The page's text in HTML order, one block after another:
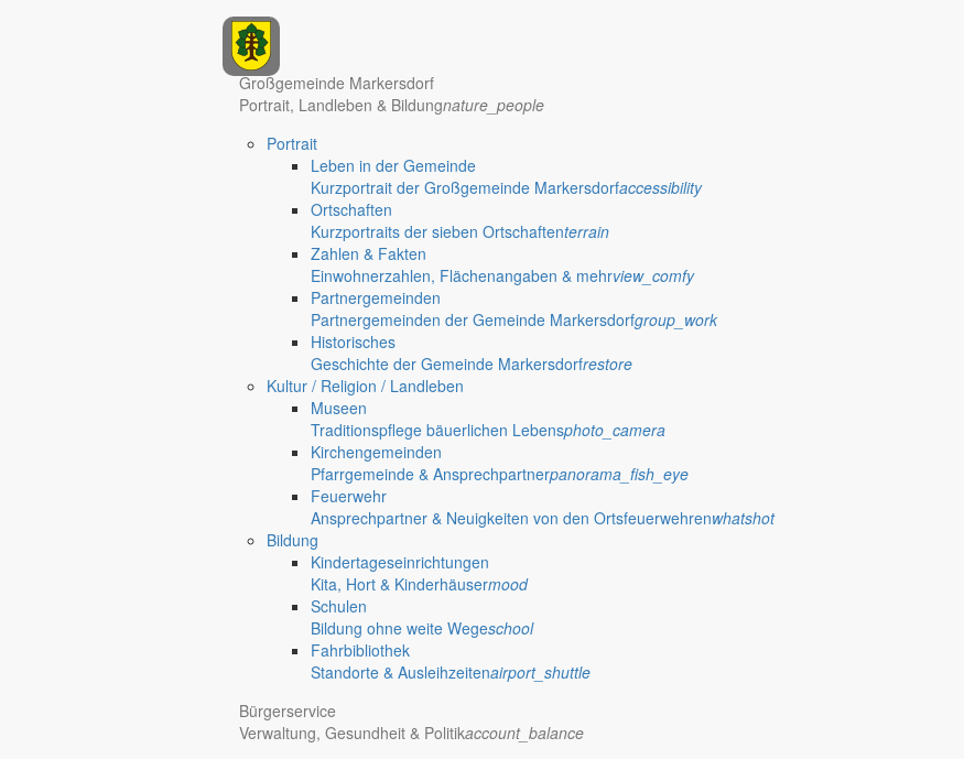
Hotel Nürnberg
anzeigen@gemeinde-markersdorf.de
Großgemeinde Markersdorf
Portrait, Landleben & Bildungnature_people
Portrait
Leben in der Gemeinde
Kurzportrait der Großgemeinde Markersdorfaccessibility
Ortschaften
Kurzportraits der sieben Ortschaftenterrain
Zahlen & Fakten
Einwohnerzahlen, Flächenangaben & mehrview_comfy
Partnergemeinden
Partnergemeinden der Gemeinde Markersdorfgroup_work
Historisches
Geschichte der Gemeinde Markersdorfrestore
Kultur / Religion / Landleben
Museen
Traditionspflege bäuerlichen Lebensphoto_camera
Kirchengemeinden
Pfarrgemeinde & Ansprechpartnerpanorama_fish_eye
Feuerwehr
Ansprechpartner & Neuigkeiten von den Ortsfeuerwehrenwhatshot
Bildung
Kindertageseinrichtungen
Kita, Hort & Kinderhäusermood
Schulen
Bildung ohne weite Wegeschool
Fahrbibliothek
Standorte & Ausleihzeitenairport_shuttle
Bürgerservice
Verwaltung, Gesundheit & Politikaccount_balance
Generationenfoto Friedersdorf